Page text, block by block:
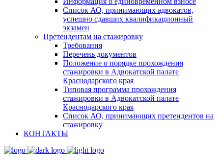
Список АО, принимающих адвокатов,
успешно сдавших квалификационный
экзамен
Претендентам на стажировку
Требования
Перечень документов
Положение о порядке прохождения
стажировки в Адвокатской палате
Краснодарского края
Типовая программа прохождения
стажировки в Адвокатской палате
Краснодарского края
Список АО, принимающих претендентов на
стажировку
КОНТАКТЫ